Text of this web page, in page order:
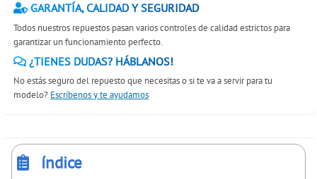
GARANTÍA, CALIDAD Y SEGURIDAD
Todos nuestros repuestos pasan varios controles de calidad estrictos para
garantizar un funcionamiento perfecto.
¿TIENES DUDAS? HÁBLANOS!
No estás seguro del repuesto que necesitas o si te va a servir para tu
modelo? Escríbenos y te ayudamos
índice